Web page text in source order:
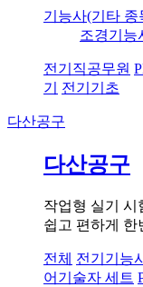
기능사(기타 종
조경기능
전기직공무원
기
전기기초
다산공구
다산공구
작업형 실기 시
쉽고 편하게 한
전체 전기기능
어기술자 세트